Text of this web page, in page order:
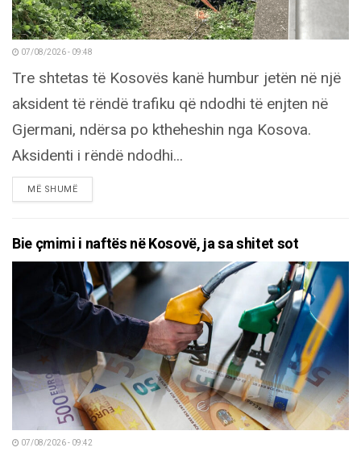
07/08/2026 - 09:48
Tre shtetas të Kosovës kanë humbur jetën në një
aksident të rëndë trafiku që ndodhi të enjten në
Gjermani, ndërsa po ktheheshin nga Kosova.
Aksidenti i rëndë ndodhi...
MË SHUMËDETAILS
Bie çmimi i naftës në Kosovë, ja sa shitet sot
07/08/2026 - 09:42